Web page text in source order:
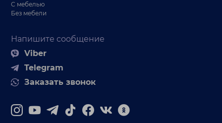
Напишите сообщение
Viber
Telegram
Заказать звонок
С мебелью
Без мебели